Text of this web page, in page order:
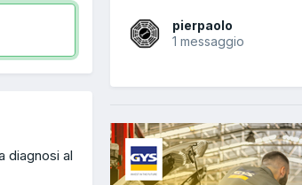
diagnosi al
pierpaolo
1 messaggio